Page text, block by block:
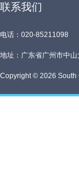
联系我们
电话：020-85211098
地址：广东省广州市中
Copyright © 2026 South